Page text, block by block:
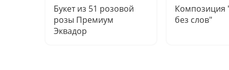
Букет из 51 розовой
розы Премиум
Эквадор
Композиция
без слов"